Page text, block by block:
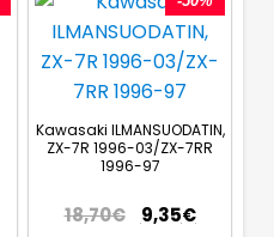
Kawasaki ILMANSUODATIN,
ZX-7R 1996-03/ZX-7RR
1996-97
18,70€ 9,35€